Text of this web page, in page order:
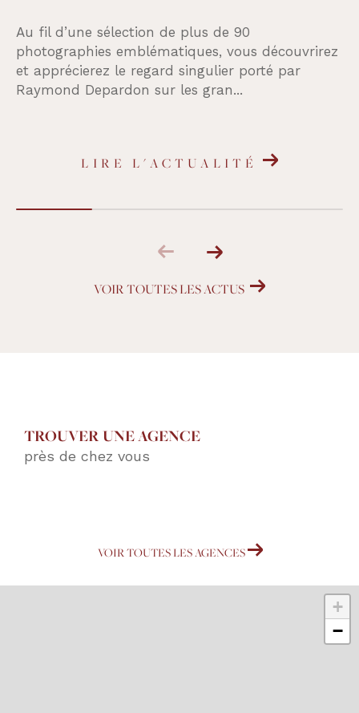
Au fil d’une sélection de plus de 90
photographies emblématiques, vous découvrirez
et apprécierez le regard singulier porté par
Raymond Depardon sur les gran...
LIRE L'ACTUALITÉ
VOIR TOUTES LES ACTUS
TROUVER UNE AGENCE
près de chez vous
VOIR TOUTES LES AGENCES
+
−